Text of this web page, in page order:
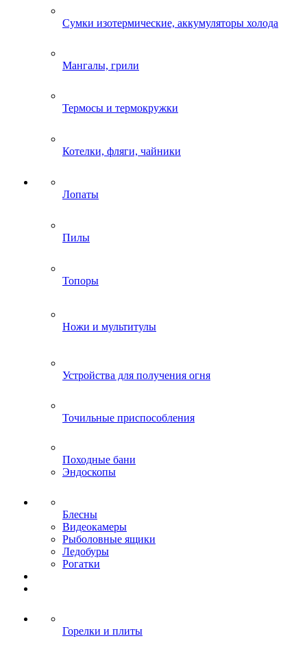
Сумки изотермические, аккумуляторы холода
Мангалы, грили
Термосы и термокружки
Котелки, фляги, чайники
Лопаты
Пилы
Топоры
Ножи и мультитулы
Устройства для получения огня
Точильные приспособления
Походные бани
Эндоскопы
Блесны
Видеокамеры
Рыболовные ящики
Ледобуры
Рогатки
Горелки и плиты